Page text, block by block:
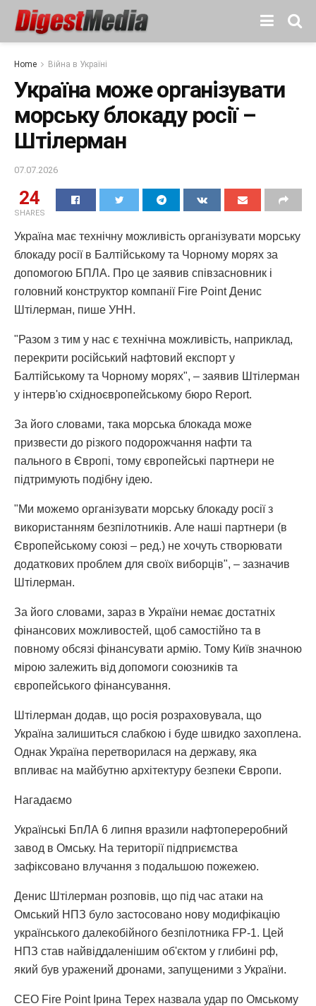
Home Війна в Україні
Україна може організувати
морську блокаду росії –
Штілерман
07.07.2026
24
SHARES
Україна має технічну можливість організувати морську
блокаду росії в Балтійському та Чорному морях за
допомогою БПЛА. Про це заявив співзасновник і
головний конструктор компанії Fire Point Денис
Штілерман, пише УНН.
"Разом з тим у нас є технічна можливість, наприклад,
перекрити російський нафтовий експорт у
Балтійському та Чорному морях", – заявив Штілерман
у інтерв'ю східноєвропейському бюро Report.
За його словами, така морська блокада може
призвести до різкого подорожчання нафти та
пального в Європі, тому європейські партнери не
підтримують подібну ідею.
"Ми можемо організувати морську блокаду росії з
використанням безпілотників. Але наші партнери (в
Європейському союзі – ред.) не хочуть створювати
додаткових проблем для своїх виборців", – зазначив
Штілерман.
За його словами, зараз в України немає достатніх
фінансових можливостей, щоб самостійно та в
повному обсязі фінансувати армію. Тому Київ значною
мірою залежить від допомоги союзників та
європейського фінансування.
Штілерман додав, що росія розраховувала, що
Україна залишиться слабкою і буде швидко захоплена.
Однак Україна перетворилася на державу, яка
впливає на майбутню архітектуру безпеки Європи.
Нагадаємо
Українські БпЛА 6 липня вразили нафтопереробний
завод в Омську. На території підприємства
зафіксовано влучання з подальшою пожежею.
Денис Штілерман розповів, що під час атаки на
Омський НПЗ було застосовано нову модифікацію
українського далекобійного безпілотника FP-1. Цей
НПЗ став найвіддаленішим об'єктом у глибині рф,
який був уражений дронами, запущеними з України.
СЕО Fire Point Ірина Терех назвала удар по Омському